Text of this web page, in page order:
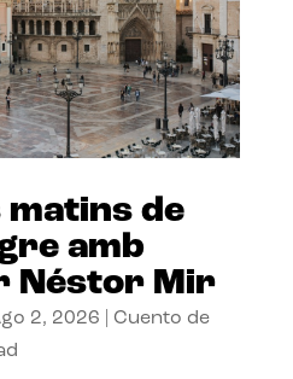
matins de
amb
Néstor Mir
2, 2026
Cuento de